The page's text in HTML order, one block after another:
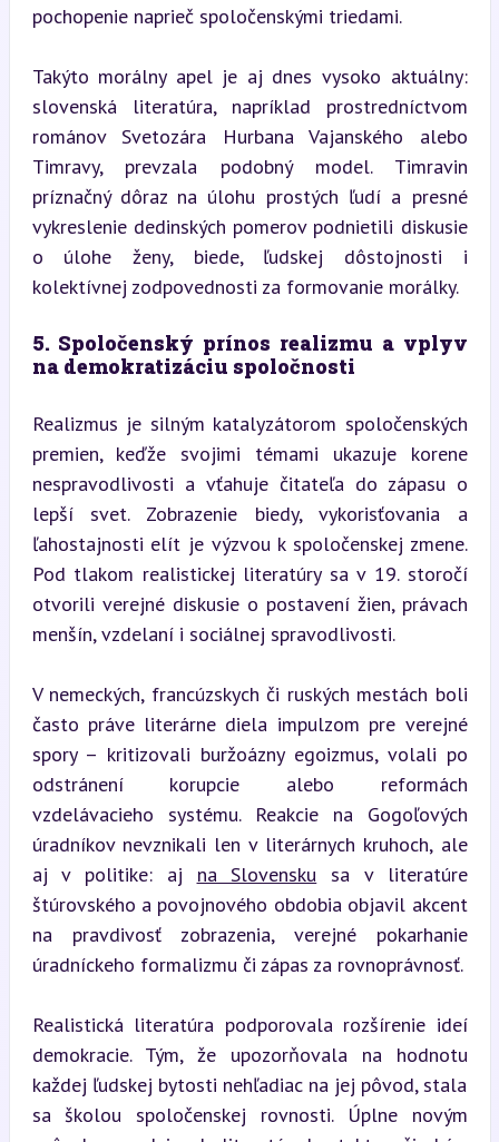
pochopenie naprieč spoločenskými triedami.
Takýto morálny apel je aj dnes vysoko aktuálny:
slovenská literatúra, napríklad prostredníctvom
románov Svetozára Hurbana Vajanského alebo
Timravy, prevzala podobný model. Timravin
príznačný dôraz na úlohu prostých ľudí a presné
vykreslenie dedinských pomerov podnietili diskusie
o úlohe ženy, biede, ľudskej dôstojnosti i
kolektívnej zodpovednosti za formovanie morálky.
5. Spoločenský prínos realizmu a vplyv
na demokratizáciu spoločnosti
Realizmus je silným katalyzátorom spoločenských
premien, keďže svojimi témami ukazuje korene
nespravodlivosti a vťahuje čitateľa do zápasu o
lepší svet. Zobrazenie biedy, vykorisťovania a
ľahostajnosti elít je výzvou k spoločenskej zmene.
Pod tlakom realistickej literatúry sa v 19. storočí
otvorili verejné diskusie o postavení žien, právach
menšín, vzdelaní i sociálnej spravodlivosti.
V nemeckých, francúzskych či ruských mestách boli
často práve literárne diela impulzom pre verejné
spory – kritizovali buržoázny egoizmus, volali po
odstránení korupcie alebo reformách
vzdelávacieho systému. Reakcie na Gogoľových
úradníkov nevznikali len v literárnych kruhoch, ale
aj v politike: aj na Slovensku sa v literatúre
štúrovského a povojnového obdobia objavil akcent
na pravdivosť zobrazenia, verejné pokarhanie
úradníckeho formalizmu či zápas za rovnoprávnosť.
Realistická literatúra podporovala rozšírenie ideí
demokracie. Tým, že upozorňovala na hodnotu
každej ľudskej bytosti nehľadiac na jej pôvod, stala
sa školou spoločenskej rovnosti. Úplne novým